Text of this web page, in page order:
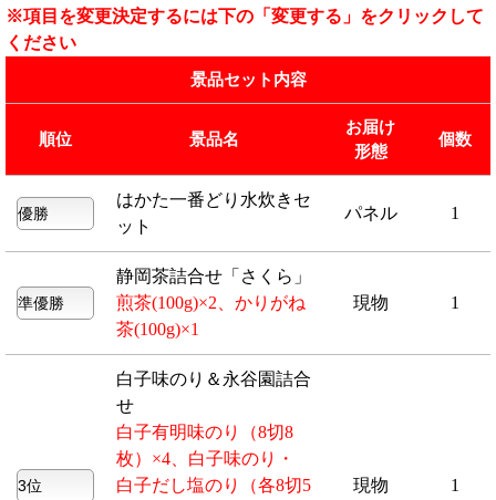
※項目を変更決定するには下の「変更する」をクリックして
ください
景品セット内容
順位 景品名
お届け
形態
個数
はかた一番どり水炊きセ
ット
パネル 1
静岡茶詰合せ「さくら」
煎茶(100g)×2、かりがね
茶(100g)×1
現物 1
白子味のり＆永谷園詰合
せ
白子有明味のり（8切8
枚）×4、白子味のり・
白子だし塩のり（各8切5
現物 1